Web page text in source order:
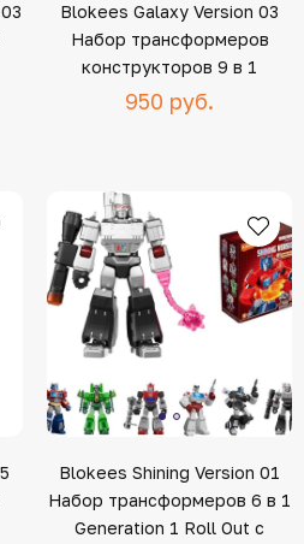
Blokees Galaxy Version 03
Набор трансформеров
конструкторов 9 в 1
950 руб.
Blokees Shining Version 01
Набор трансформеров 6 в 1
Generation 1 Roll Out с